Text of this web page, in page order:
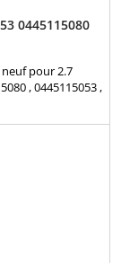
0445115080
neuf pour 2.7
, 0445115053 ,